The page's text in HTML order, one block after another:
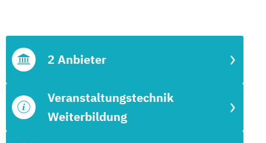
Veranstaltungstechnik
Weiterbildung
2 Anbieter